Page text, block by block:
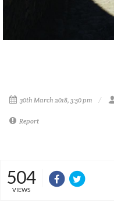
30th March 2018, 3:50 pm
Report
504
VIEWS